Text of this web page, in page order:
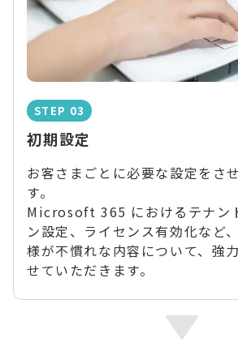
STEP 03
初期設定
お客さまごとに必要な設定をさ
す。
Microsoft 365 におけるテナン
ン設定、ライセンス有効化など
様が不慣れな内容について、強
せていただきます。